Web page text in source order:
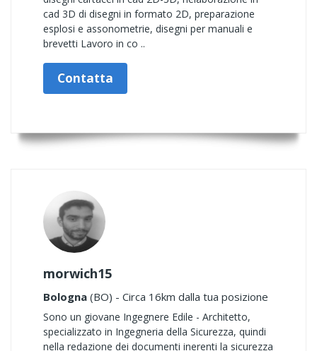
cad 3D di disegni in formato 2D, preparazione
esplosi e assonometrie, disegni per manuali e
brevetti Lavoro in co ..
Contatta
morwich15
Bologna (BO) - Circa 16km dalla tua posizione
Sono un giovane Ingegnere Edile - Architetto,
specializzato in Ingegneria della Sicurezza, quindi
nella redazione dei documenti inerenti la sicurezza